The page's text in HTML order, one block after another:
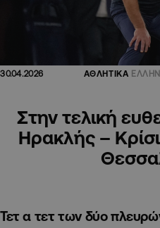
30.04.2026 ΑΘΛΗΤΙΚΑ
Στην τελική
Ηρακλής –
Τετ α τετ των δύο